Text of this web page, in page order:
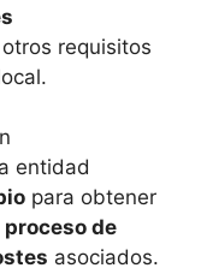
requisitos
entidad
para obtener
proceso de
asociados.